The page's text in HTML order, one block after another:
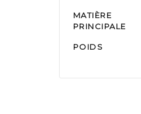
MATIÈRE
PRINCIPALE
POIDS